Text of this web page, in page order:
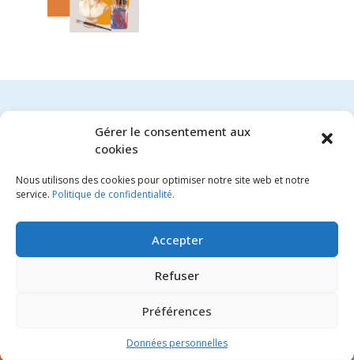
Gérer le consentement aux
cookies
Nous utilisons des cookies pour optimiser notre site web et notre
service. Politique de confidentialité.
Accepter
Refuser
Préférences
Données personnelles
Aucun produit trouvé
FLORE ET JEANNE
Notre histoire